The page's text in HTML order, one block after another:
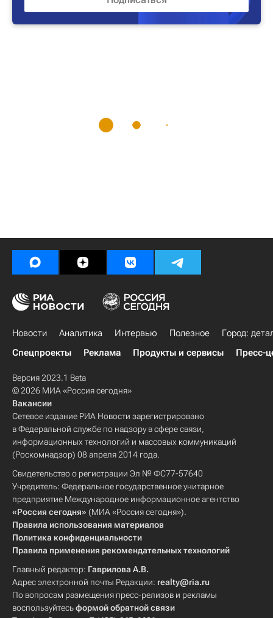
Новости Аналитика Интервью Полезное
Город:
Спецпроекты
Реклама Продукты и сервисы Пресс-
Версия 2023.1 Beta
© 2026 МИА «Россия сегодня»
Вакансии
Сетевое издание РИА Новости зарегистрировано
в Федеральной службе по надзору в сфере связи,
информационных технологий и массовых коммуникаций
(Роскомнадзор) 08 апреля 2014 года.
Свидетельство о регистрации Эл № ФС77-57640
Учредитель: Федеральное государственное унитарное
предприятие Международное информационное агентство
«Россия сегодня» (МИА «Россия сегодня»).
Правила использования материалов
Политика конфиденциальности
Правила применения рекомендательных технологий
Главный редактор: Гаврилова А.В.
Адрес электронной почты Редакции: realty@ria.ru
По вопросам размещения пресс-релизов и рекламы
воспользуйтесьформой обратной связи